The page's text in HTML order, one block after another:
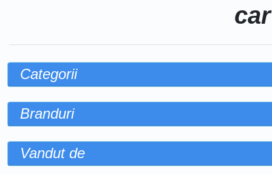
Categorii
Branduri
Vandut de